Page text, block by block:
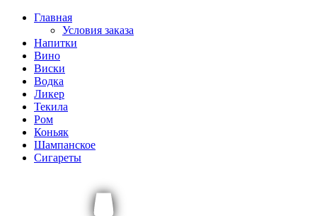
Главная
Условия заказа
Напитки
Вино
Виски
Водка
Ликер
Текила
Ром
Коньяк
Шампанское
Сигареты